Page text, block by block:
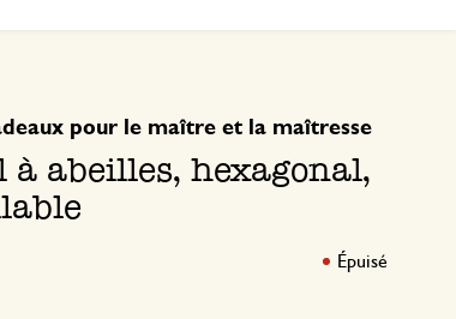
à abeilles, hexagonal,
pour le maître et la maîtresse
Épuisé
3
2